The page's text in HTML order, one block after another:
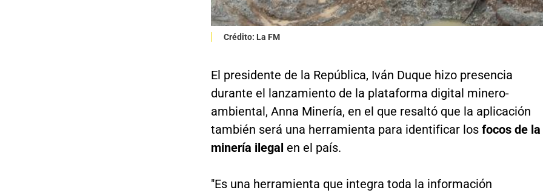
Crédito: La FM
El presidente de la República, Iván Duque hizo presencia
durante el lanzamiento de la plataforma digital minero-
ambiental, Anna Minería, en el que resaltó que la aplicación
también será una herramienta para identificar los focos de la
minería ilegal en el país.
"Es una herramienta que integra toda la información